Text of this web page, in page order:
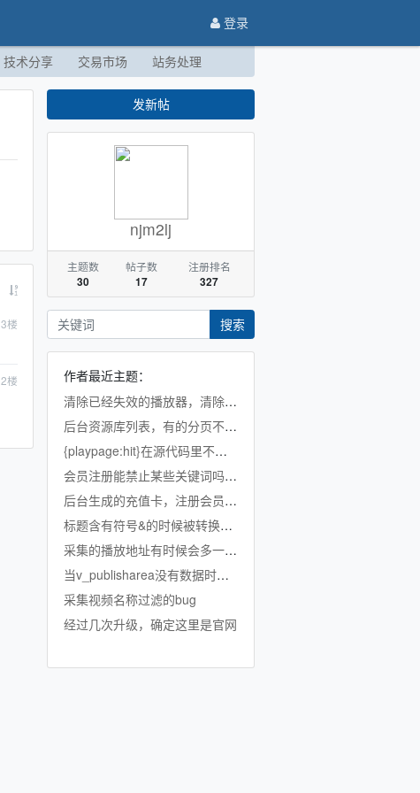
登录
技术分享 交易市场 站务处理
3楼
2楼
发新帖
njm2lj
主题数
30
帖子数
17
注册排名
327
搜索
作者最近主题：
清除已经失效的播放器，清除已经弃用的文件
后台资源库列表，有的分页不显示分类名称
{playpage:hit}在源代码里不能直接显示成数字吗？
会员注册能禁止某些关键词吗？能防止批量注册吗？
后台生成的充值卡，注册会员怎么购买？
标题含有符号&的时候被转换成&amp;
采集的播放地址有时候会多一行$xxm3u8
当v_publisharea没有数据时如何替换？
采集视频名称过滤的bug
经过几次升级，确定这里是官网